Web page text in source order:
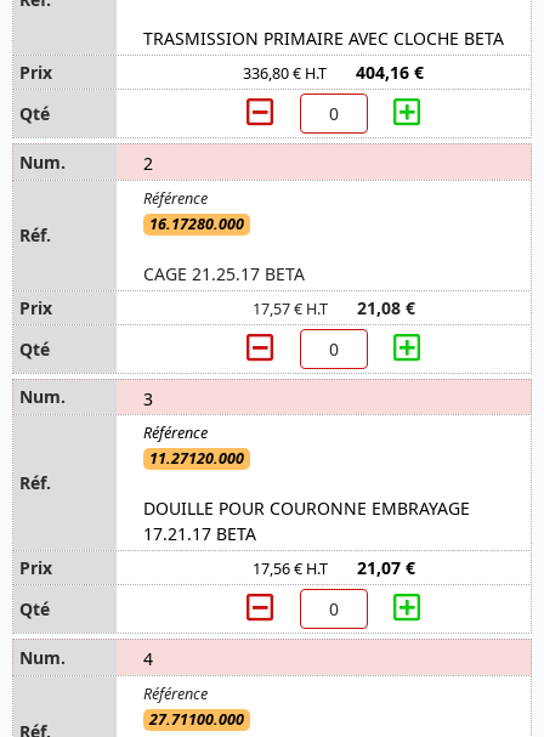
TRASMISSION PRIMAIRE AVEC CLOCHE BETA
336,80 € H.T 404,16 €
2
16.17280.000
CAGE 21.25.17 BETA
17,57 € H.T 21,08 €
3
11.27120.000
DOUILLE POUR COURONNE EMBRAYAGE
17.21.17 BETA
17,56 € H.T 21,07 €
4
27.71100.000